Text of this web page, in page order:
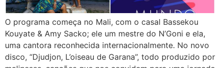
O programa começa no Mali, com o casal Bassekou
Kouyate & Amy Sacko; ele um mestre do N’Goni e ela,
uma cantora reconhecida internacionalmente. No novo
disco, “Djudjon, L’oiseau de Garana”, todo produzido por